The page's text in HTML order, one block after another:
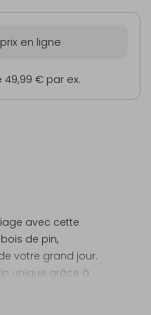
en ligne
49,99 € par ex.
avec cette
de pin,
votre grand jour.
unique grâce à
conserver vos